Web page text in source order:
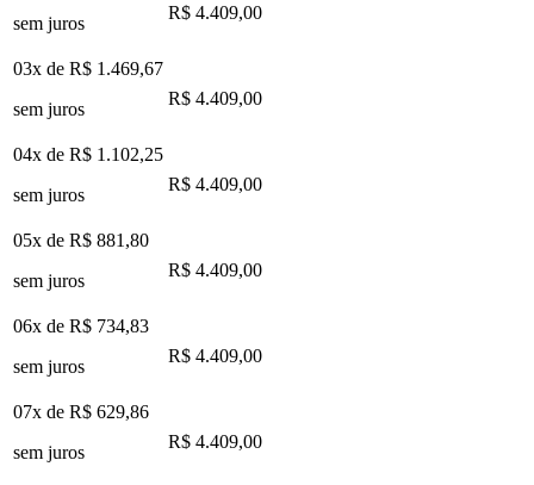
sem juros
R$ 4.409,00
03x de R$ 1.469,67
sem juros
R$ 4.409,00
04x de R$ 1.102,25
sem juros
R$ 4.409,00
05x de R$ 881,80
sem juros
R$ 4.409,00
06x de R$ 734,83
sem juros
R$ 4.409,00
07x de R$ 629,86
sem juros
R$ 4.409,00